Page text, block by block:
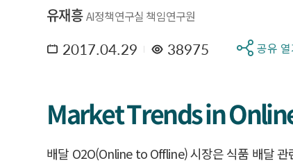
유재흥 AI정책연구실 책임연구원
2017.04.29 38975 공유 열
Market Trends in
배달 O2O(Online to Offline) 시장은 식품 배달